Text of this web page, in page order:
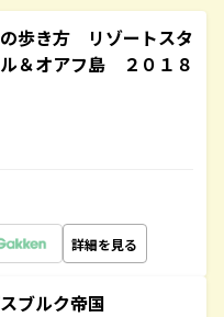
歩き方 リゾートスタ
＆オアフ島 ２０１８
詳細を見る
ブルク帝国